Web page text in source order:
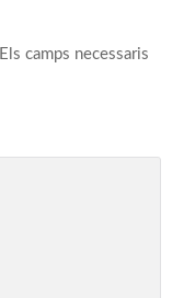
Els camps necessaris